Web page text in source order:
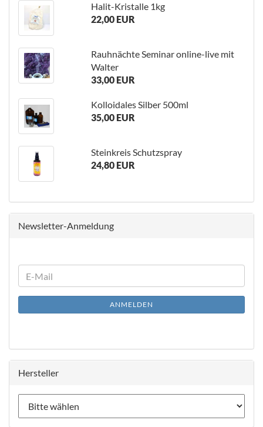
Halit-Kristalle 1kg
22,00 EUR
Rauhnächte Seminar online-live mit
Walter
33,00 EUR
Kolloidales Silber 500ml
35,00 EUR
Steinkreis Schutzspray
24,80 EUR
Newsletter-Anmeldung
WEITER
ZUR
NEWSLETTER-
E-
Mail
ANMELDEN
Hersteller